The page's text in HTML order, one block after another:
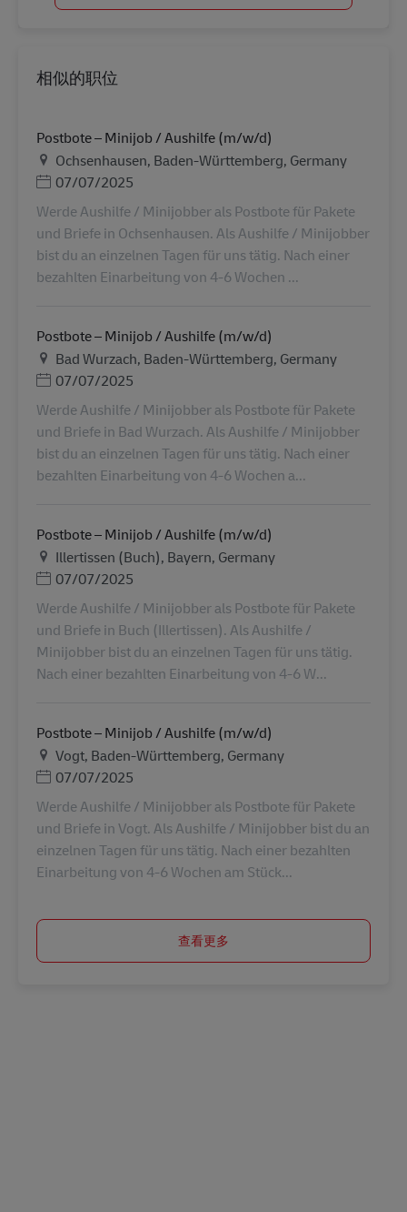
相似的职位
Postbote – Minijob / Aushilfe (m/w/d)
地点Ochsenhausen, Baden-Württemberg, Germany
Posted Date
07/07/2025
Werde Aushilfe / Minijobber als Postbote für Pakete
und Briefe in Ochsenhausen. Als Aushilfe / Minijobber
bist du an einzelnen Tagen für uns tätig. Nach einer
bezahlten Einarbeitung von 4-6 Wochen ...
Postbote – Minijob / Aushilfe (m/w/d)
地点Bad Wurzach, Baden-Württemberg, Germany
Posted Date
07/07/2025
Werde Aushilfe / Minijobber als Postbote für Pakete
und Briefe in Bad Wurzach. Als Aushilfe / Minijobber
bist du an einzelnen Tagen für uns tätig. Nach einer
bezahlten Einarbeitung von 4-6 Wochen a...
Postbote – Minijob / Aushilfe (m/w/d)
地点Illertissen (Buch), Bayern, Germany
Posted Date
07/07/2025
Werde Aushilfe / Minijobber als Postbote für Pakete
und Briefe in Buch (Illertissen). Als Aushilfe /
Minijobber bist du an einzelnen Tagen für uns tätig.
Nach einer bezahlten Einarbeitung von 4-6 W...
Postbote – Minijob / Aushilfe (m/w/d)
地点Vogt, Baden-Württemberg, Germany
Posted Date
07/07/2025
Werde Aushilfe / Minijobber als Postbote für Pakete
und Briefe in Vogt. Als Aushilfe / Minijobber bist du an
einzelnen Tagen für uns tätig. Nach einer bezahlten
Einarbeitung von 4-6 Wochen am Stück...
查看更多